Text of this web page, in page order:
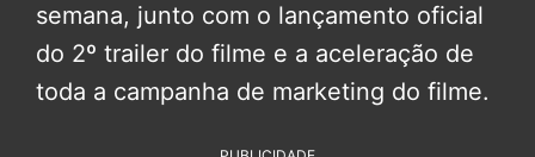
semana, junto com o lançamento oficial
do 2º trailer do filme e a aceleração de
toda a campanha de marketing do filme.